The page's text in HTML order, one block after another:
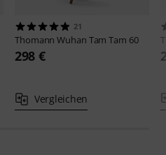
21
ThomannWuhan Tam Tam 60
298 €
Vergleichen